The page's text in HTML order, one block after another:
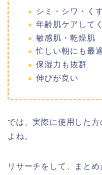
シミ・シワ・く
年齢肌ケアして
敏感肌・乾燥肌
忙しい朝にも最
保湿力も抜群
伸びが良い
では、実際に使用した
よね。
リサーチをして、まとめ